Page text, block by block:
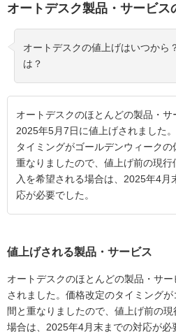
オートデスク製品・サービス
オートデスクの値上げはいつから
は？
オートデスクのほとんどの製品・サ
2025年5月7日に値上げされました
タイミングがゴールデンウィークの
重なりましたので、値上げ前の現行
入を希望される場合は、2025年4月
応が必要でした。
値上げされる製品・サービス
オートデスクのほとんどの製品・サ
されました。価格改定のタイミング
間と重なりましたので、値上げ前の
場合は、2025年4月末までの対応が必